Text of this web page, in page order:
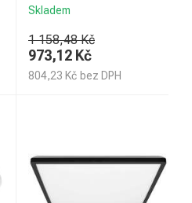
Skladem
1 158,48 Kč
973,12 Kč
804,23 Kč bez DPH